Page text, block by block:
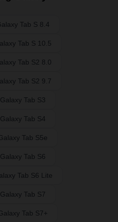
Tab S 8.4
Tab S 10.5
Tab S2 8.0
Tab S2 9.7
Tab S3
Tab S4
Tab S5e
Tab S6
Tab S6 Lite
Tab S7
Tab S7+